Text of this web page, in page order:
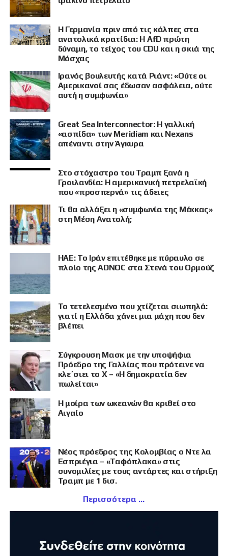
ΠΡΟΒΟΛΗ
Η Γερμανία πριν από τις κάλπες στα
ανατολικά κρατίδια: Η AfD πρώτη
δύναμη, το τείχος του CDU και η σκιά της
Μόσχας
Ιρανός βουλευτής κατά Ριάντ: «Ούτε οι
Αμερικανοί σας έδωσαν ασφάλεια, ούτε
αυτή η συμφωνία»
Great Sea Interconnector: Η γαλλική
«ασπίδα» των Meridiam και Nexans
απέναντι στην Άγκυρα
Στο στόχαστρο του Τραμπ ξανά η
Γροιλανδία: Η αμερικανική πετρελαϊκή
που «προσπερνά» τις άδειες
Τι θα αλλάξει η «συμφωνία της Μέκκας»
στη Μέση Ανατολή;
ΗΑΕ: Το Ιράν επιτέθηκε με πύραυλο σε
πλοίο της ADNOC στα Στενά του Ορμούζ
Το τετελεσμένο που χτίζεται σιωπηλά:
γιατί η Ελλάδα χάνει μια μάχη που δεν
βλέπει
Σύγκρουση Μασκ με την υποψήφια
Πρόεδρο της Γαλλίας που πρότεινε να
κλε΄σιει το X – «Η δημοκρατία δεν
πωλείται»
Η μοίρα των ωκεανών θα κριθεί στο
Αιγαίο
Νέος πρόεδρος της Κολομβίας ο Ντε λα
Εσπριέγια – «Ταφόπλακα» στις
συνομιλίες με τους αντάρτες και στήριξη
Τραμπ με 1 δισ.
Περισσότερα